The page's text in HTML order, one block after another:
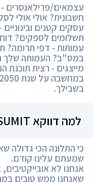
עצמאים/פרילאנסרים
חשבונית? אולי אולי
עסקים קטנים
תשלומים לספקים?
עמותות - דפי תרומה?
במס"ב? העמותה שלך
מייצגים - רצית תוכנת
בשבילך.
למה דווקא SUMIT?
כי התלונה הכי גדולה
שמעתם עלינו קודם.
אנחנו לא
שאנחנו ממש טובים